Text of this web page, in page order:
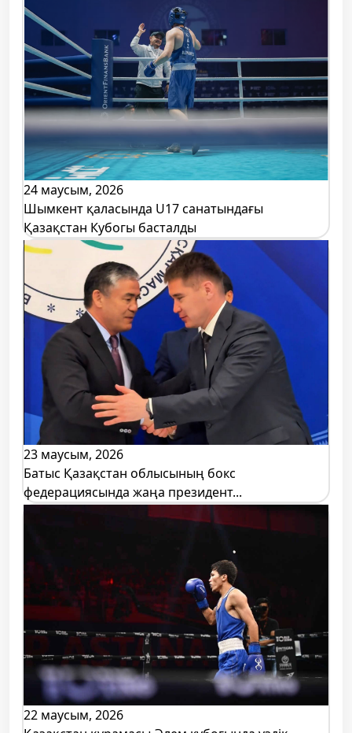
24 маусым, 2026
Шымкент қаласында U17 санатындағы
Қазақстан Кубогы басталды
23 маусым, 2026
Батыс Қазақстан облысының бокс
федерациясында жаңа президент...
22 маусым, 2026